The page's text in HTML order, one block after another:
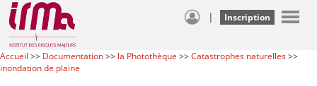
| Inscription
Accueil >> Documentation>> la Photothèque >>Catastrophes naturelles>>
inondation de plaine